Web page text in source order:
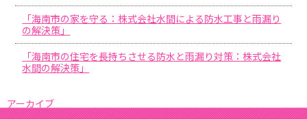
「海南市の家を守る：株式会社水間による防水工事と雨漏り
の解決策」
「海南市の住宅を長持ちさせる防水と雨漏り対策：株式会社
水間の解決策」
アーカイブ